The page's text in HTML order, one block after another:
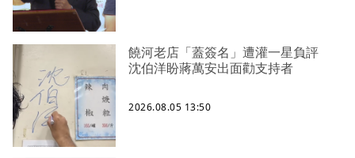
饒河老店「蓋簽名」遭灌一星負評
沈伯洋盼蔣萬安出面勸支持者
2026.08.05 13:50